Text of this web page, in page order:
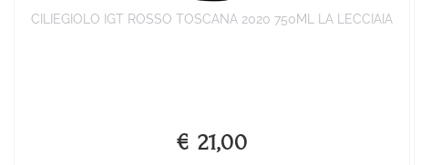
CILIEGIOLO IGT ROSSO TOSCANA 2020 750ML LA LECCIAIA
€ 21,00